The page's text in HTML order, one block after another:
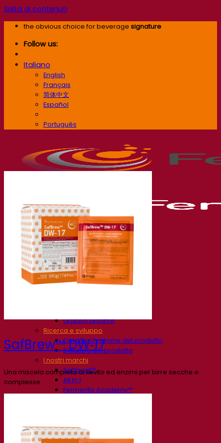
Salta ai contenuti
the obvious choice for beverage signature
Follow us:
Italiano
English
Français
简体中文
Español
Português
La nostra azienda
Chi siamo
Esperto di fermentazione
Gruppo Lesaffre
Ricerca e sviluppo
Caratterizzazione del prodotto
Sviluppo del prodotto
I nostri marchi
SafYeast™
All In 1
Fermentis Academy™
Soluzioni per la fermentazione
Birra
SafBrew™ DW‑17
Una miscela completa di lievito ed enzimi per birre secche e
complesse.